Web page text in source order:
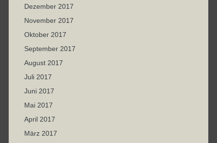
Dezember 2017
November 2017
Oktober 2017
September 2017
August 2017
Juli 2017
Juni 2017
Mai 2017
April 2017
März 2017